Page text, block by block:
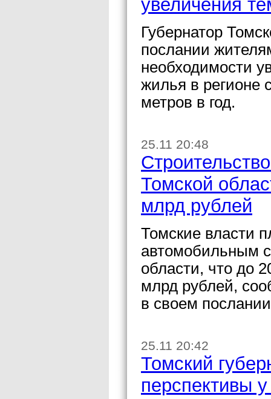
увеличения
Губернатор
послании
необходимости
жилья в регионе
метров в год.
25.11 20:48
Томской
млрд рублей
Томские власти
автомобильным
области, что до
млрд рублей,
в своем
25.11 20:42
Томский
перспективы